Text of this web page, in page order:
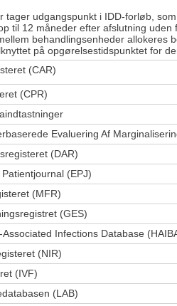
tager udgangspunkt i IDD-forløb,
til 12 måneder efter afslutning uden
behandlingsenheder allokeres
på opgørelsestidspunktet for
(CAR)
(CPR)
Evaluering Af
(DAR)
(EPJ)
(MFR)
(GES)
Infections Database
(NIR)
(IVF)
(LAB)